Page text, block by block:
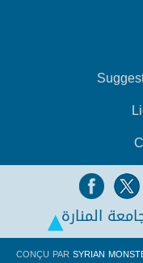
CONÇU PARSYRIAN